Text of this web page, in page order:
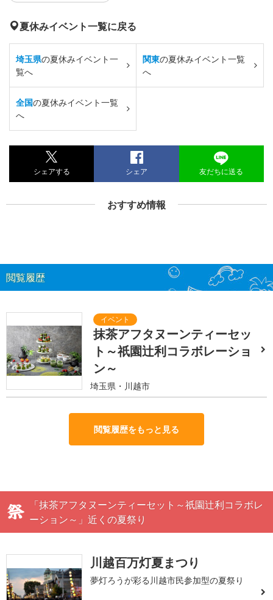
夏休みイベント一覧に戻る
埼玉県の夏休みイベント一
覧へ
関東の夏休みイベント一覧
へ
全国の夏休みイベント一覧
へ
シェアする シェア 友だちに送る
おすすめ情報
閲覧履歴
抹茶アフタヌーンティーセッ
ト～祇園辻利コラボレーショ
ン～
埼玉県・川越市
閲覧履歴をもっと見る
「抹茶アフタヌーンティーセット～祇園辻利コラボレ
ーション～」近くの夏祭り
川越百万灯夏まつり
夢灯ろうが彩る川越市民参加型の夏祭り